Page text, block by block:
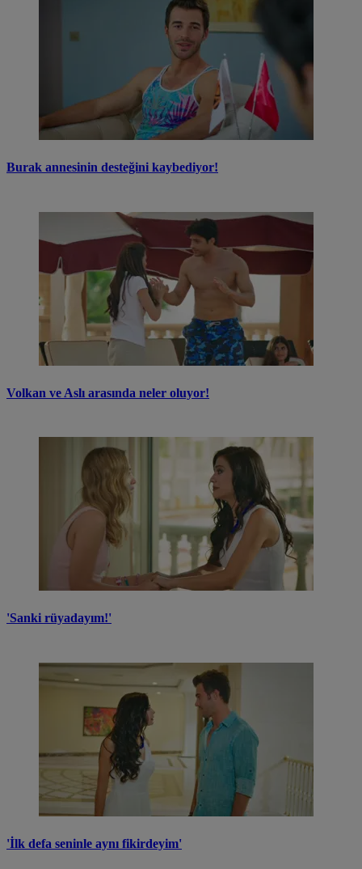
Burak annesinin desteğini kaybediyor!
Volkan ve Aslı arasında neler oluyor!
'Sanki rüyadayım!'
'İlk defa seninle aynı fikirdeyim'